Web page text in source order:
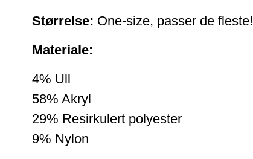
Størrelse: One-size, passer de fleste!
Materiale:
4% Ull
58% Akryl
29% Resirkulert polyester
9% Nylon